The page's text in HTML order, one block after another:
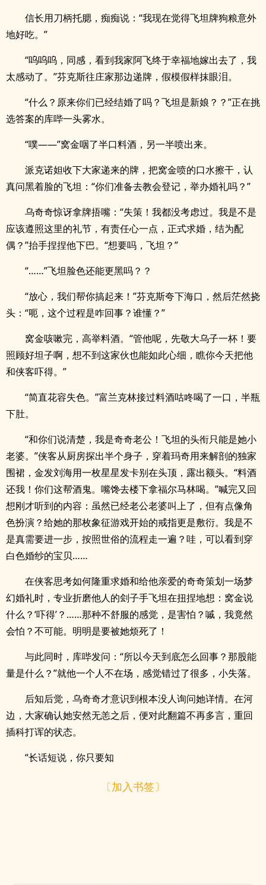
信长用刀柄托腮，痴痴说：“我现在觉得飞坦牌狗粮意外
地好吃。”
“呜呜呜，同感，看到我家阿飞终于幸福地嫁出去了，我
太感动了。”芬克斯往庄家那边递牌，假模假样抹眼泪。
“什么？原来你们已经结婚了吗？飞坦是新娘？？”正在挑
选答案的库哔一头雾水。
“噗——”窝金咽了半口料酒，另一半喷出来。
派克诺妲收下大家递来的牌，把窝金喷的口水擦干，认
真问黑着脸的飞坦：“你们准备去教会登记，举办婚礼吗？”
乌奇奇惊讶拿牌捂嘴：“失策！我都没考虑过。我是不是
应该遵照这里的礼节，有责任心一点，正式求婚，结为配
偶？”抬手捏捏他下巴。“想要吗，飞坦？”
“……”飞坦脸色还能更黑吗？？
“放心，我们帮你搞起来！”芬克斯夸下海口，然后茫然挠
头：“呃，这个过程是咋回事？谁懂？”
窝金咳嗽完，高举料酒。“管他呢，先敬大乌子一杯！要
照顾好坦子啊，想不到这家伙也能如此心细，瞧你今天把他
和侠客吓得。”
“简直花容失色。”富兰克林接过料酒咕咚喝了一口，半瓶
下肚。
“和你们说清楚，我是奇奇老公！飞坦的头衔只能是她小
老婆。”侠客从厨房探出半个身子，穿着玛奇用来解剖的独家
围裙，金发刘海用一枚星星发卡别在头顶，露出额头。“料酒
还我！你们这帮酒鬼。嘴馋去楼下拿福尔马林喝。”喊完又回
想刚才听到的内容：虽然已经老公老婆叫上了，但有点像角
色扮演？给她的那枚象征游戏开始的戒指更是敷衍。我是不
是真需要进一步，按照世俗的流程走一遍？哇，可以看到穿
白色婚纱的宝贝……
在侠客思考如何隆重求婚和给他亲爱的奇奇策划一场梦
幻婚礼时，专业折磨他人的刽子手飞坦在扭捏地想：窝金说
什么？‘吓得’？……那种不舒服的感觉，是害怕？嘁，我竟然
会怕？不可能。明明是要被她烦死了！
与此同时，库哔发问：“所以今天到底怎么回事？那股能
量是什么？”就他一个人不在场，感觉错过了很多，小失落。
后知后觉，乌奇奇才意识到根本没人询问她详情。在河
边，大家确认她安然无恙之后，便对此翻篇不再多言，重回
插科打诨的状态。
“长话短说，你只要知
〔加入书签〕